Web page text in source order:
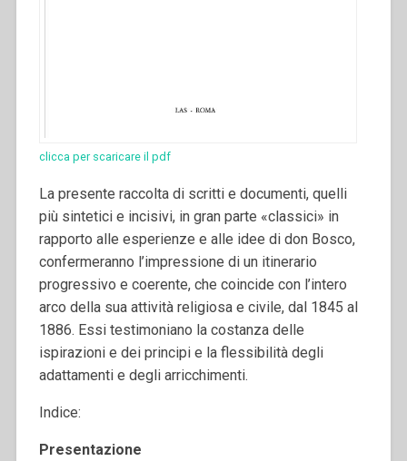
clicca per scaricare il pdf
La presente raccolta di scritti e documenti, quelli
più sintetici e incisivi, in gran parte «classici» in
rapporto alle esperienze e alle idee di don Bosco,
confermeranno l’impressione di un itinerario
progressivo e coerente, che coincide con l’intero
arco della sua attività religiosa e civile, dal 1845 al
1886. Essi testimoniano la costanza delle
ispirazioni e dei principi e la flessibilità degli
adattamenti e degli arricchimenti.
Indice:
Presentazione